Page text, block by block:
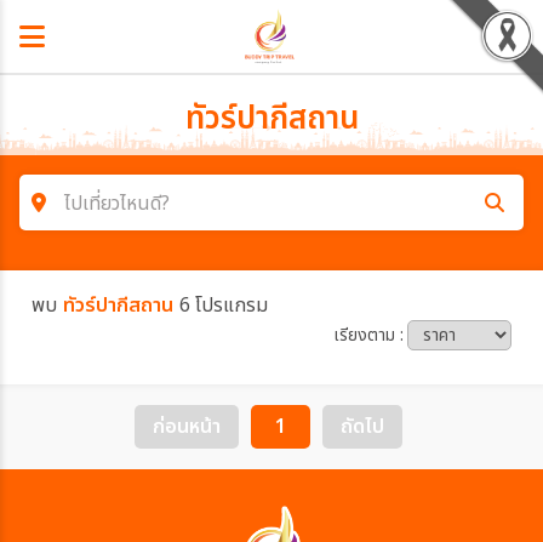
ทัวร์ปากีสถาน
ไปเที่ยวไหนดี?
ค้นหาโปรแกรมทัวร์
พบ ทัวร์ปากีสถาน 6 โปรแกรม
เรียงตาม :
ก่อนหน้า 1 ถัดไป